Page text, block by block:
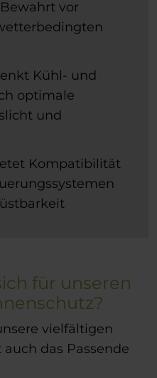
Bewahrt vor
Kühl- und
optimale
und
Kompatibilität
für unseren
vielfältigen
das Passende